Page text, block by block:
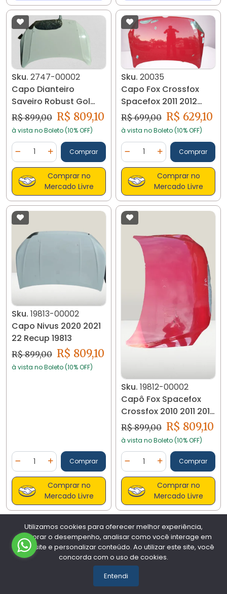
Sku. 2747-00002
Capo Dianteiro
Saveiro Robust Gol
Voyage G8 2747
R$ 899,00 R$ 809,10
à vista no Boleto (10% OFF)
Diminuir Quantidade
Quantidade
Adicionar Quantidade
Comprar
Comprar no
Mercado Livre
Sku. 20035
Capo Fox Crossfox
Spacefox 2011 2012
2013 2014 Orig 20035
R$ 699,00 R$ 629,10
à vista no Boleto (10% OFF)
Diminuir Quantidade
Quantidade
AdicionarComprar
Comprar no
Mercado Livre
Sku. 19813-00002
Capo Nivus 2020 2021
22 Recup 19813
R$ 899,00 R$ 809,10
à vista no Boleto (10% OFF)
Diminuir Quantidade
Quantidade
Adicionar Quantidade
Comprar
Comprar no
Mercado Livre
Sku. 19812-00002
Capô Fox Spacefox
Crossfox 2010 2011 2012
2013 2014 19812
R$ 899,00 R$ 809,10
à vista no Boleto (10% OFF)
Diminuir Quantidade
Quantidade
AdicionarComprar
Comprar no
Mercado Livre
Utilizamos cookies para oferecer melhor experiência,
melhorar o desempenho, analisar como você interage em
nosso site e personalizar conteúdo. Ao utilizar este site, você
concorda com o uso de cookies.
Entendi